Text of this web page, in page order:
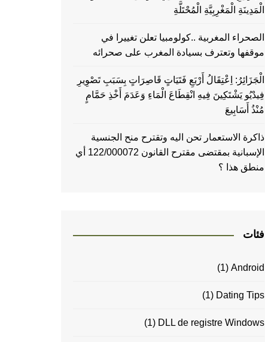
الْمَدِينَةِ الْمَغْرِبِيَّةِ الْمُحْتَلَّةِ
الصحراء المغربية ..كولومبيا تعلن تغييرا في
موقفها وتعترف بسيادة المغرب على صحرائه
الْجَزَائِرُ: اِعْتِقَالُ أَرْبَعِ فَتَيَاتٍ قَاصِرَاتٍ بِسَبَبِ تَصْوِيرِ
فِيدْيُو يَشْتَكِينَ فِيهِ انْقِطَاعَ الْمَاءِ وَعَدَمَ أَخْذِ حَمَّامٍ
مُنْذُ أَسَابِيعَ
ذاكرة الاستعمار تحن اليه وتقترح منح الجنسية
الإسبانية بمقتضى مقترح القانون 122/000072 أي
منطق هذا ؟
فئات
Android
(1)
Dating Tips
(1)
DLL de registre Windows
(1)